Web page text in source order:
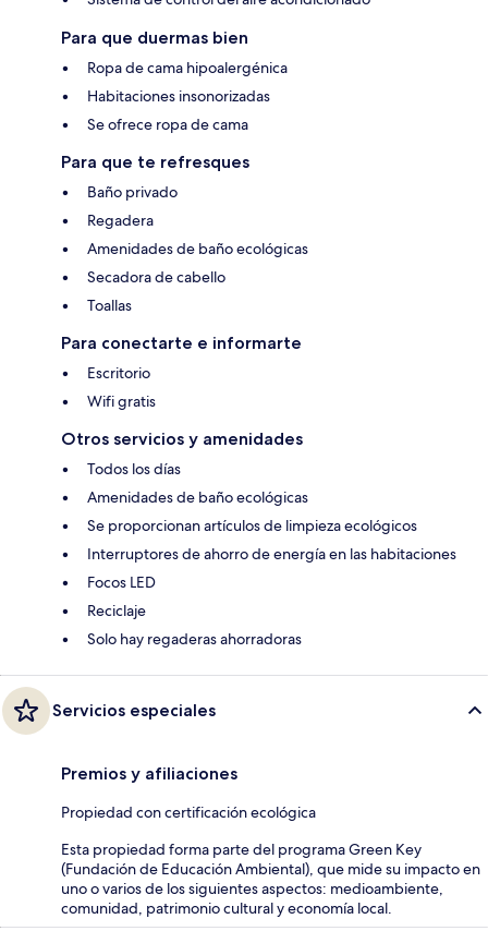
Para que duermas bien
Ropa de cama hipoalergénica
Habitaciones insonorizadas
Se ofrece ropa de cama
Para que te refresques
Baño privado
Regadera
Amenidades de baño ecológicas
Secadora de cabello
Toallas
Para conectarte e informarte
Escritorio
Wifi gratis
Otros servicios y amenidades
Todos los días
Amenidades de baño ecológicas
Se proporcionan artículos de limpieza ecológicos
Interruptores de ahorro de energía en las habitaciones
Focos LED
Reciclaje
Solo hay regaderas ahorradoras
Servicios especiales
Premios y afiliaciones
Propiedad con certificación ecológica
Esta propiedad forma parte del programa Green Key
(Fundación de Educación Ambiental), que mide su impacto en
uno o varios de los siguientes aspectos: medioambiente,
comunidad, patrimonio cultural y economía local.